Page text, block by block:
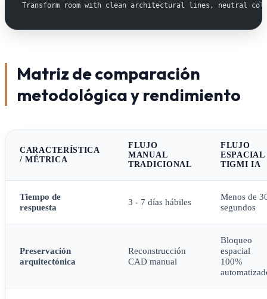
Transform room with clean architectural lines, neutral
Matriz de comparación
metodológica y rendimiento
CARACTERÍSTICA
/ MÉTRICA
FLUJO
MANUAL
TRADICIONAL
FLUJO
ESPACIAL
TIGMI IA
Tiempo de
respuesta
3 - 7 días hábiles
Menos de
segundos
Preservación
arquitectónica
Reconstrucción
CAD manual
Bloqueo
espacial
100%